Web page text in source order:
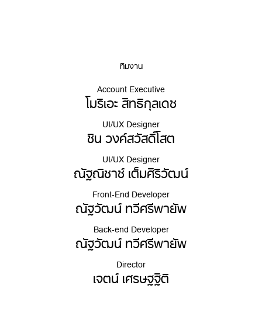
ทีมงาน
Account Executive
โมริเอะ สิทธิกุลเดช
UI/UX Designer
ชิน วงค์สวัสดิ์โสต
UI/UX Designer
ณัฐณิชาช์ เต็มศิริวัฒน์
Front-End Developer
ณัฐวัฒน์ ทวีศรีพายัพ
Back-end Developer
ณัฐวัฒน์ ทวีศรีพายัพ
Director
เจตน์ เศรษฐฐิติ